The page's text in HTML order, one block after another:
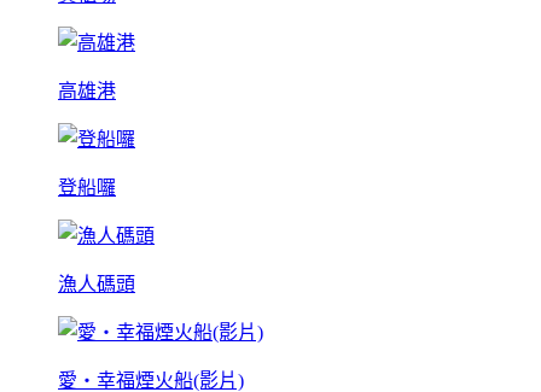
高雄港
登船囉
漁人碼頭
愛‧幸福煙火船(影片)